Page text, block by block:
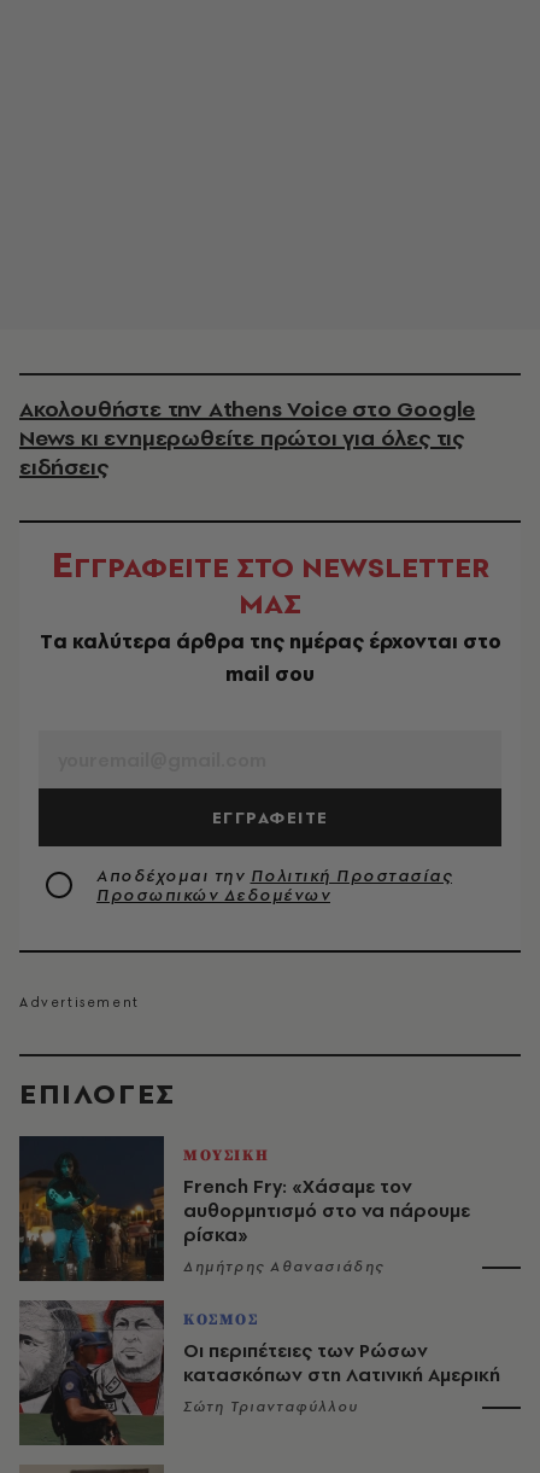
EΠΙΛΟΓΈΣ
ΜΟΥΣΙΚΗ
French Fry: «Χάσαμε τον
αυθορμητισμό στο να πάρουμε
ρίσκα»
Δημήτρης Αθανασιάδης
ΚΟΣΜΟΣ
Οι περιπέτειες των Ρώσων
κατασκόπων στη Λατινική Αμερική
Σώτη Τριανταφύλλου
Ακολουθήστε την Athens Voice στο Google
News κι ενημερωθείτε πρώτοι για όλες τις
ειδήσεις
ΕΓΓΡΑΦΕΙΤΕ ΣΤΟ NEWSLETTER
ΜΑΣ
Tα καλύτερα άρθρα της ημέρας έρχονται στο
mail σου
ΕΓΓΡΑΦΕΙΤΕ
Αποδέχομαι την Πολιτική Προστασίας
Προσωπικών Δεδομένων